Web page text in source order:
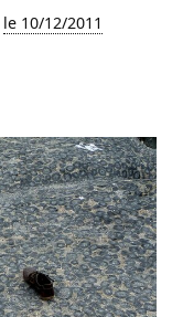
le 10/12/2011